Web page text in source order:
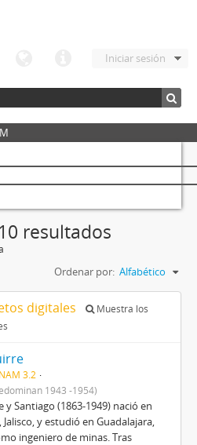
Iniciar sesión
resultados
Ordenar por: Alfabético
digitales
Muestra los
3.2
1943 -1954)
y Santiago (1863-1949) nació en
Jalisco, y estudió en Guadalajara,
ingeniero de minas. Tras